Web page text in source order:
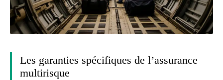
Les garanties spécifiques de l’assurance
multirisque